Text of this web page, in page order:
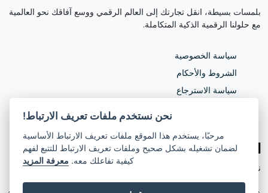
بلمسات بسيطة، انقل تجارتك إلى العالم الرقمي ووسع آفاقك نحو العالمية
مع حلولنا الرقمية الذكية المتكاملة.
سياسة الخصوصية
الشروط والأحكام
سياسة الاسترجاع
انضم إلى مجتمعنا
نحن نبني أدوات ويب حديثة لمساعدتك على بدء أعمالك التجارية اليومية.
نحن نستخدم ملفات تعريف الارتباط!
مرحبًا، يستخدم هذا الموقع ملفات تعريف الارتباط الأساسية
لضمان تشغيله بشكل صحيح وملفات تعريف الارتباط للتتبع لفهم
كيفية تفاعلك معه. معرفة المزيد